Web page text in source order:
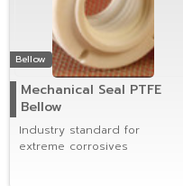
Bellow
Mechanical Seal PTFE
Bellow
Industry standard for
extreme corrosives